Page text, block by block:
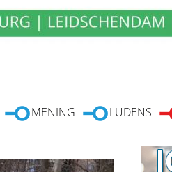
MENING LUDENS